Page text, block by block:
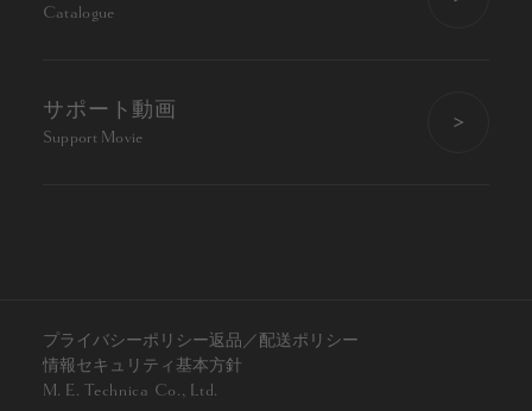
Catalogue
サポート動画
Support Movie
プライバシーポリシー返品／配送ポリシー
情報セキュリティ基本方針
M. E. Technica Co., Ltd.